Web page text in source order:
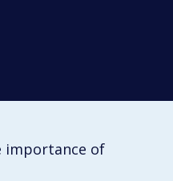
importance of